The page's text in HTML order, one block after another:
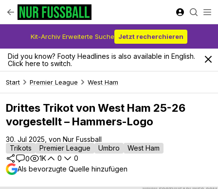
Kit-Archiv Erweiterte Suche Jetzt recherchieren
Did you know? Footy Headlines is also available in English.
Click here to switch.
Start Premier League West Ham
Drittes Trikot von West Ham 25-26
vorgestellt – Hammers-Logo
30. Jul 2025, von Nur Fussball
Trikots
Premier League Umbro
West Ham
0
1K 0
0
Als bevorzugte Quelle hinzufügen